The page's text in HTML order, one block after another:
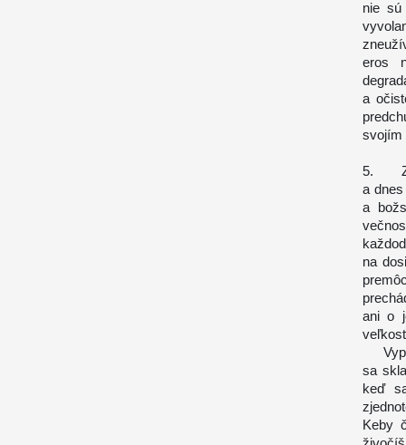
nie sú
eros
a
svojím
5. Z
a
a
na
ani o
sa
keď
Keby